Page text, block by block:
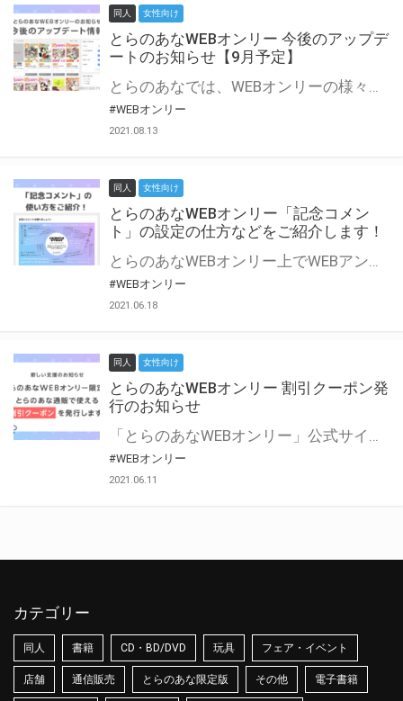
同人 女性向け
とらのあなWEBオンリー 今後のアップデ
ートのお知らせ【9月予定】
とらのあなでは、WEBオンリーの様々な支援を実施しています。 今回は2021年9月に実装を予定しているアップデート情報についてご紹介いたします。 とらのあなWEBオンリーサイトはこちら
#WEBオンリー
2021.08.13
同人 女性向け
とらのあなWEBオンリー「記念コメン
ト」の設定の仕方などをご紹介します！
とらのあなWEBオンリー上でWEBアンソロジーが作成できる「記念コメント」について、その使い方や作成手順を解説します！ 支援タイプを「サークル参加型」「サークル参加型・マルシェ(イベント会場)機能付き」でお申し込みいただいている主催者様はぜひご活用ください♪ とらのあなWEBオンリーサイトはこちら
#WEBオンリー
2021.06.18
同人 女性向け
とらのあなWEBオンリー 割引クーポン発
行のお知らせ
「とらのあなWEBオンリー」公式サイトでとらのあな通販の「割引クーポン」を配布中！ イベントごとに開催当日限定で使える割引クーポンのシリアルコードを発行します。 とらのあなWEBオンリーのページをチェックして、イベント当日にお得にお買い物を楽しみましょう♪ ※本キャンペーンは予告なく終了する場合がございます。 とらのあなWEBオンリーサイトはこちら
#WEBオンリー
2021.06.11
カテゴリー
同人 書籍 CD・BD/DVD 玩具 フェア・イベント
店舗 通信販売 とらのあな限定版 その他 電子書籍